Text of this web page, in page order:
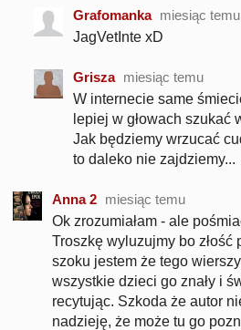
Grafomanka miesiąc temu
JagVetInte xD
Grisza miesiąc temu
W internecie same
lepiej w głowach szukać
Jak będziemy wrzucać
to daleko nie zajdziemy...
Anna 2 miesiąc temu
Ok zrozumiałam - ale
Troszkę wyluzujmy bo złość
szoku jestem że tego
wszystkie dzieci go znały i
recytując. Szkoda że autor
nadzieję, że może tu go